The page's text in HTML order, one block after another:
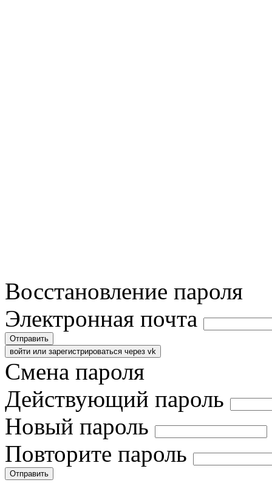
Восстановление пароля
Электронная почта
Отправить
войти или зарегистрироваться через vk
Смена пароля
Действующий пароль
Новый пароль
Повторите пароль
Отправить